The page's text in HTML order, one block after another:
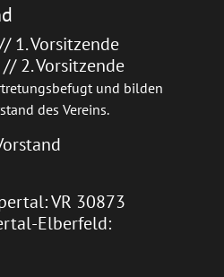
1. Vorsitzende
// 2. Vorsitzende
und bilden
des Vereins.
VR 30873
Elberfeld: